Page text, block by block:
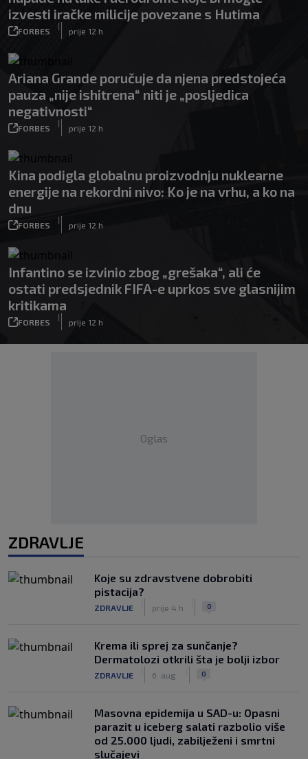
izvesti iračke milicije povezane s Hutima
FORBES
|
prije 12 h
Ariana Grande poručuje da njena predstojeća
pauza „nije ishitrena“ niti je „posljedica
negativnosti“
FORBES
|
prije 12 h
Kina podigla globalnu proizvodnju nuklearne
energije na rekordni nivo: Ko je na vrhu, a ko na
dnu
FORBES
|
prije 12 h
Infantino se izvinio zbog „grešaka“, ali će
ostati predsjednik FIFA-e uprkos sve glasnijim
kritikama
FORBES
|
prije 12 h
Oglas
ZDRAVLJE
Koje su zdravstvene dobrobiti
pistacija?
ZDRAVLJE prije 4 h 0
Krema ili sprej za sunčanje?
Dermatolozi otkrili šta je bolji izbor
ZDRAVLJE 6. aug. 0
Masovna epidemija u SAD-u: Opasni
parazit u iceberg salati razbolio više
od 25.000 ljudi, zabilježeni i smrtni
slučajevi